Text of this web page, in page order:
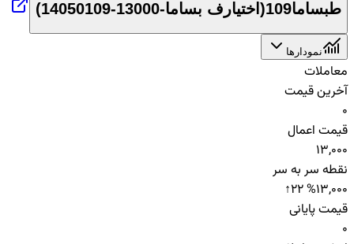
طبساما109 ( اختیارف بساما-13000-14050109 )
نمودارها
معاملات
آخرین قیمت
0
قیمت اعمال
13,000
نقطه سر به سر
13,000
↑22 %
قیمت پایانی
0